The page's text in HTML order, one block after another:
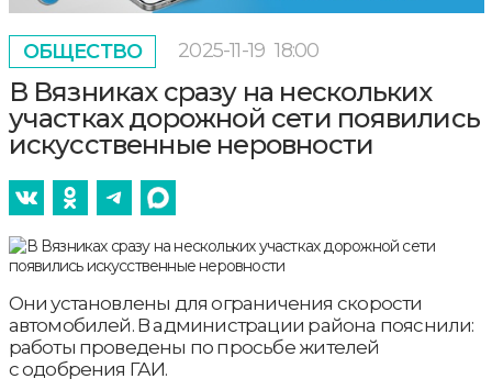
ОБЩЕСТВО 2025-11-19 18:00
В Вязниках сразу на нескольких
участках дорожной сети появились
искусственные неровности
Они установлены для ограничения скорости
автомобилей. В администрации района пояснили:
работы проведены по просьбе жителей
с одобрения ГАИ.